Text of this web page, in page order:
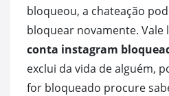
bloqueou, a chateação
bloquear novamente. Vale
conta instagram
exclui da vida de alguém,
for bloqueado procure